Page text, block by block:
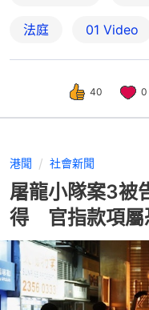
法庭 01 Video
40 0
港聞 社會新聞
屠龍小隊案3被
得 官指款項屬